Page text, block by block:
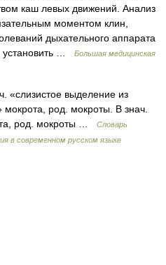
каш левых движений. Анализ
моментом клин,
дыхательного аппарата
установить …
Большая медицинская
«слизистое выделение из
мокрота, род. мокроты. В знач.
род. мокроты …
Словарь
в современном русском языке